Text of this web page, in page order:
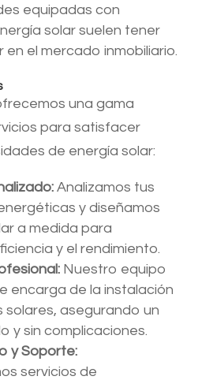
equipadas con
solar suelen tener
en el mercado inmobiliario.
una gama
para satisfacer
de energía solar:
Analizamos tus
y diseñamos
a medida para
y el rendimiento.
Nuestro equipo
encarga de la instalación
solares, asegurando un
y sin complicaciones.
y Soporte:
servicios de